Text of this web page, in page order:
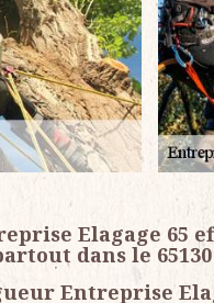
Elagage 65
dans le 65130
Entreprise